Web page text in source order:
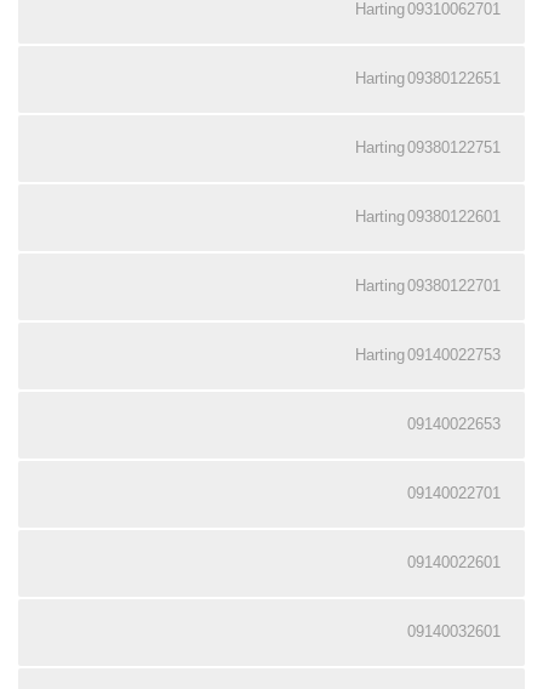
09310062701 Harting
09380122651 Harting
09380122751 Harting
09380122601 Harting
09380122701 Harting
09140022753 Harting
09140022653
09140022701
09140022601
09140032601